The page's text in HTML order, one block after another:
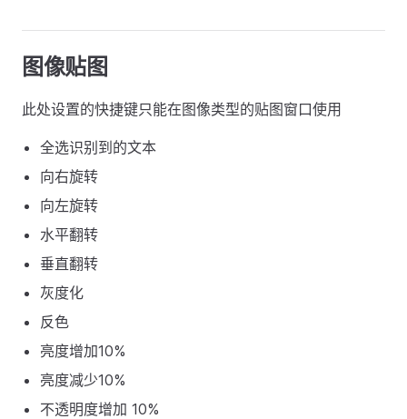
图像贴图
此处设置的快捷键只能在图像类型的贴图窗口使用
全选识别到的文本
向右旋转
向左旋转
水平翻转
垂直翻转
灰度化
反色
亮度增加10%
亮度减少10%
不透明度增加 10%